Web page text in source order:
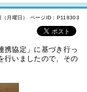
月曜日） ページID：P118303
携協定」に基づき行っ
行いましたので、その